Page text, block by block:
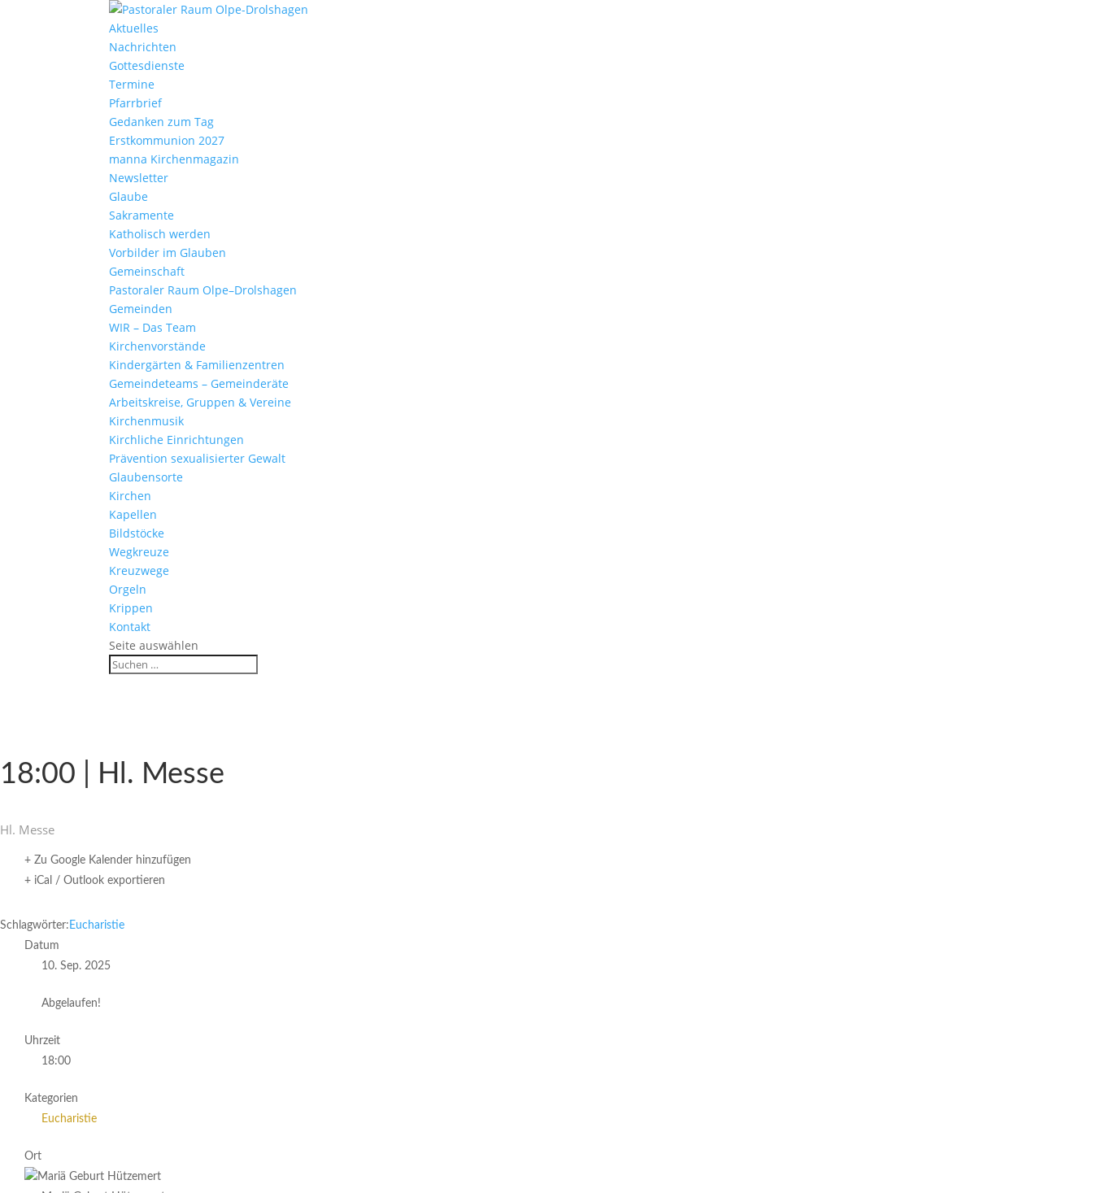
Aktu­elles
Nach­richten
Gottes­dienste
Termine
Pfarr­brief
Gedanken zum Tag
Erst­kom­mu­nion 2027
manna Kirchen­ma­gazin
News­letter
Glaube
Sakra­mente
Katho­lisch werden
Vorbilder im Glauben
Gemein­schaft
Pasto­raler Raum Olpe–Drolshagen
Gemeinden
WIR – Das Team
Kirchen­vor­stände
Kinder­gärten & Familienzentren
Gemein­de­teams – Gemeinderäte
Arbeits­kreise, Gruppen & Vereine
Kirchen­musik
Kirch­liche Einrichtungen
Präven­tion sexua­li­sierter Gewalt
Glau­ben­s­orte
Kirchen
Kapellen
Bild­stöcke
Wegkreuze
Kreuz­wege
Orgeln
Krippen
Kontakt
Seite auswählen
18:00 | Hl. Messe
Hl. Messe
+ Zu Google Kalender hinzufügen
+ iCal / Outlook exportieren
Schlagwörter: Eucharistie
Datum
10. Sep. 2025
Abgelaufen!
Uhrzeit
18:00
Kategorien
Eucharistie
Ort